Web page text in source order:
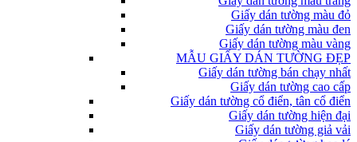
Giấy dán tường màu đỏ
Giấy dán tường màu đen
Giấy dán tường màu vàng
MẪU GIẤY DÁN TƯỜNG ĐẸP
Giấy dán tường bán chạy nhất
Giấy dán tường cao cấp
Giấy dán tường cổ điển, tân cổ điển
Giấy dán tường hiện đại
Giấy dán tường giả vải